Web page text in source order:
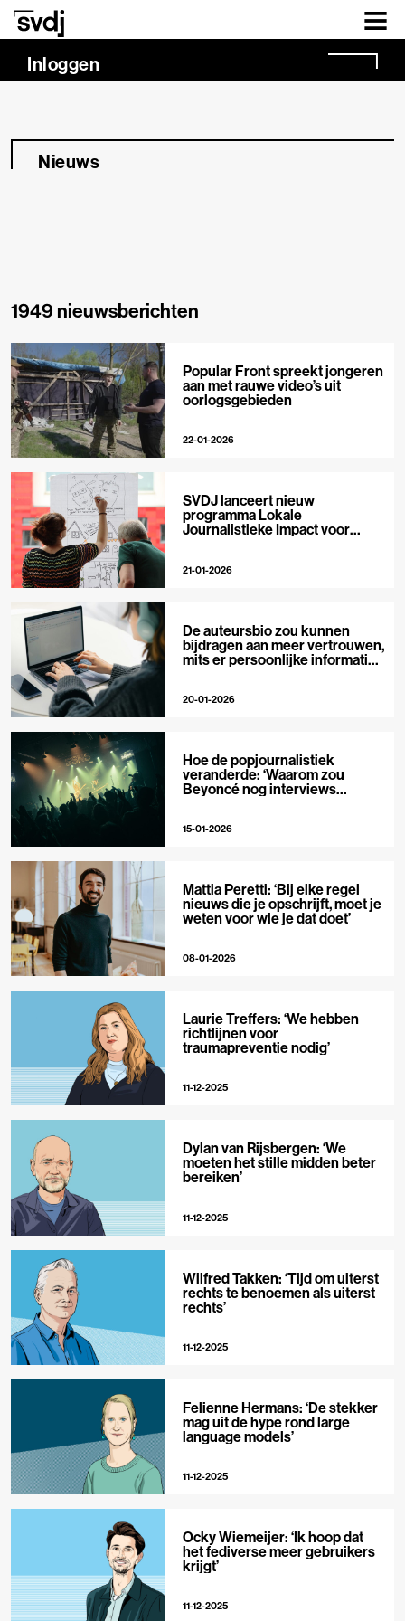
Naar hoofdinhoud
Inloggen
Nieuws
1949 nieuwsberichten
Popular Front spreekt jongeren
aan met rauwe video’s uit
oorlogsgebieden
22-01-2026
SVDJ lanceert nieuw
programma Lokale
Journalistieke Impact voor
21-01-2026
De auteursbio zou kunnen
bijdragen aan meer vertrouwen,
mits er persoonlijke informatie
20-01-2026
Hoe de popjournalistiek
veranderde: ‘Waarom zou
Beyoncé nog interviews
15-01-2026
Mattia Peretti: ‘Bij elke regel
nieuws die je opschrijft, moet je
weten voor wie je dat doet’
08-01-2026
Laurie Treffers: ‘We hebben
richtlijnen voor
traumapreventie nodig’
11-12-2025
Dylan van Rijsbergen: ‘We
moeten het stille midden beter
bereiken’
11-12-2025
Wilfred Takken: ‘Tijd om uiterst
rechts te benoemen als uiterst
rechts’
11-12-2025
Felienne Hermans: ‘De stekker
mag uit de hype rond large
language models’
11-12-2025
Ocky Wiemeijer: ‘Ik hoop dat
het fediverse meer gebruikers
krijgt’
11-12-2025